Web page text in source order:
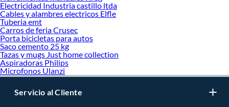
Electricidad Industria castillo ltda
Cables y alambres electricos Elfle
Tuberia emt
Carros de feria Crusec
Porta bicicletas para autos
Saco cemento 25 kg
Tazas y mugs Just home collection
Aspiradoras Philips
Microfonos Ulanzi
Servicio al Cliente